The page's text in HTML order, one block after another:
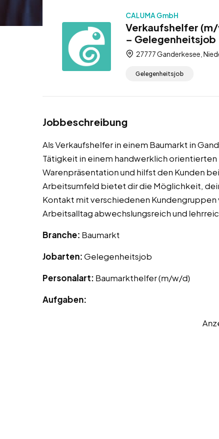
CALUMA GmbH
Verkaufshelfer
– Gelegenheitsjob
27777 Ganderkesee,
Gelegenheitsjob
Jobbeschreibung
Als Verkaufshelfer in einem Baumarkt in
Tätigkeit in einem handwerklich
Warenpräsentation und hilfst den Kunden
Arbeitsumfeld bietet dir die Möglichkeit,
Kontakt mit verschiedenen
Arbeitsalltag abwechslungsreich und
Branche: Baumarkt
Jobarten:Gelegenheitsjob
Personalart: Baumarkthelfer (m/w/d)
Aufgaben: